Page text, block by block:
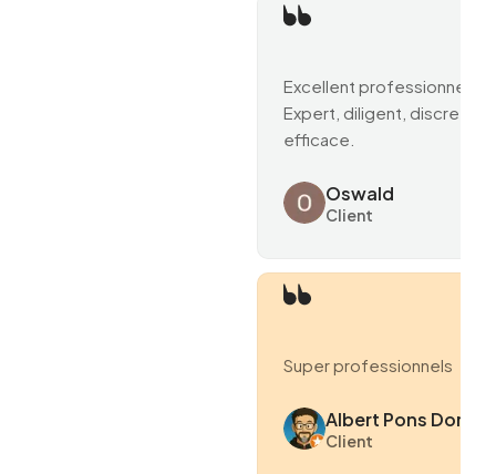
Excellent professionnel.
Expert, diligent, discret et
efficace.
Oswald
Client
Super professionnels
Albert Pons
Client